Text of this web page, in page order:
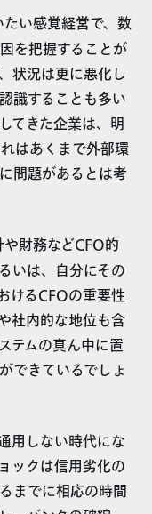
い感覚経営で、数
を把握することが
状況は更に悪化し
識することも多い
てきた企業は、明
はあくまで外部環
問題があるとは考
財務などCFO的
いは、自分にその
けるCFOの重要性
社内的な地位も含
テムの真ん中に置
できているでしょ
用しない時代にな
ックは信用劣化の
までに相応の時間